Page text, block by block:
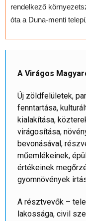
rendelkező
óta a Duna-menti
A Virágos
Új zöldfelületek,
fenntartása,
kialakítása,
virágosítása,
bevonásával,
műemlékeinek,
értékeinek
gyomnövények
A résztvevők –
lakossága, civil